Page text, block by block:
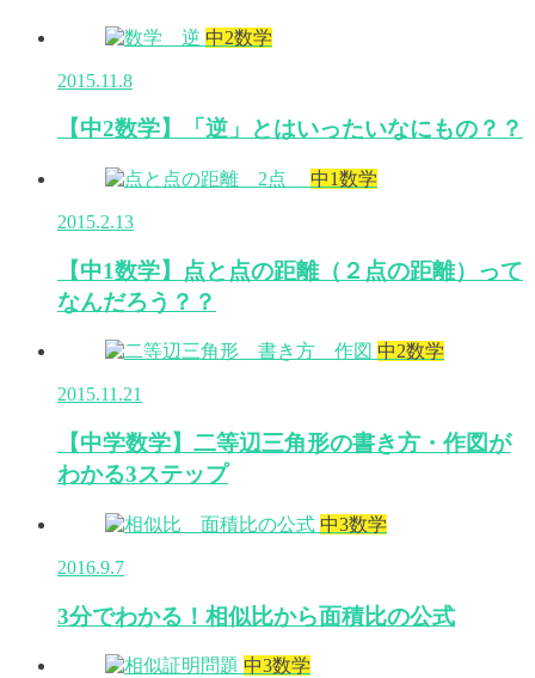
中2数学
2015.11.8
【中2数学】「逆」とはいったいなにもの？？
中1数学
2015.2.13
【中1数学】点と点の距離（２点の距離）って
なんだろう？？
中2数学
2015.11.21
【中学数学】二等辺三角形の書き方・作図が
わかる3ステップ
中3数学
2016.9.7
3分でわかる！相似比から面積比の公式
中3数学